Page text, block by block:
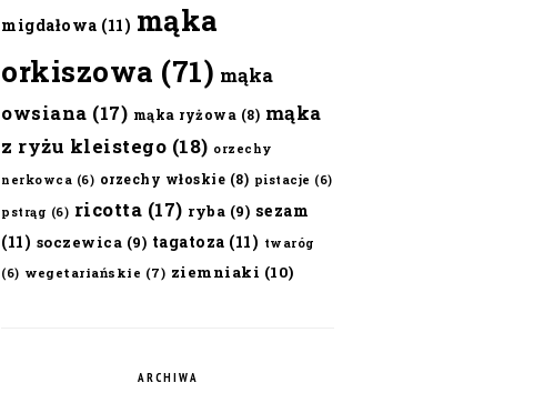
migdałowa (11) mąka
orkiszowa (71) mąka
owsiana (17) mąka ryżowa (8) mąka
z ryżu kleistego (18) orzechy
nerkowca (6) orzechy włoskie (8) pistacje (6)
pstrąg (6) ricotta (17) ryba (9) sezam
(11) soczewica (9) tagatoza (11) twaróg
(6) wegetariańskie (7) ziemniaki (10)
ARCHIWA